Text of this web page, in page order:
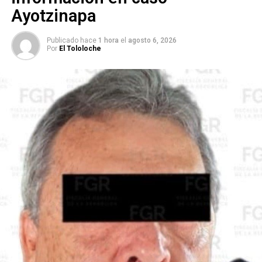
sobre el riesgo de que el Gobierno federal pueda eludir
obligaciones constitucionales de alcance general, al
señalar textualmente:
“Today’s decision is a sleight of hand against the rule of
law. It allows the Government to comply with constitutional
commands only in individual cases, while continuing to
violate the rights of countless others nationwide.”
En español: “La decisión de hoy es una artimaña contra el
Estado de Derecho. Permite que el Gobierno cumpla con
los mandatos constitucionales solo en casos individuales,
mientras sigue violando los derechos de incontables
personas en todo el país.”
Ayotzinapa
Publicado hace 1 hora el agosto 6, 2026
Por El Tololoche